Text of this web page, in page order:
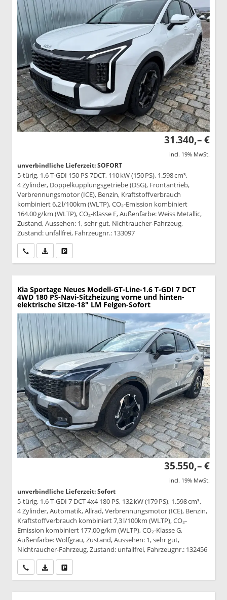
31.340,– €
incl. 19% MwSt.
unverbindliche Lieferzeit: SOFORT
5-türig, 1.6 T-GDI 150 PS 7DCT, 110 kW (150 PS), 1.598 cm³,
4 Zylinder, Doppelkupplungsgetriebe (DSG), Frontantrieb,
Verbrennungsmotor (ICE), Benzin, Kraftstoffverbrauch
kombiniert 6,2 l/100km (WLTP), CO₂-Emission kombiniert
164.00 g/km (WLTP), CO₂-Klasse F, Außenfarbe: Weiss Metallic,
Zustand, Aussehen: 1, sehr gut, Nichtraucher-Fahrzeug,
Zustand: unfallfrei, Fahrzeugnr.: 133097
Wir rufen Sie anPDF-Datei, Fahrzeugexposé drucken
Kia Sportage Neues Modell-GT-Line-1.6 T-GDI 7 DCT
4WD 180 PS-Navi-Sitzheizung vorne und hinten-
elektrische Sitze-18" LM Felgen-Sofort
35.550,– €
incl. 19% MwSt.
unverbindliche Lieferzeit: Sofort
5-türig, 1.6 T-GDI 7 DCT 4x4 180 PS, 132 kW (179 PS), 1.598 cm³,
4 Zylinder, Automatik, Allrad, Verbrennungsmotor (ICE), Benzin,
Kraftstoffverbrauch kombiniert 7,3 l/100km (WLTP), CO₂-
Emission kombiniert 177.00 g/km (WLTP), CO₂-Klasse G,
Außenfarbe: Wolfgrau, Zustand, Aussehen: 1, sehr gut,
Nichtraucher-Fahrzeug, Zustand: unfallfrei, Fahrzeugnr.: 132456
Wir rufen Sie anPDF-Datei, Fahrzeugexposé drucken